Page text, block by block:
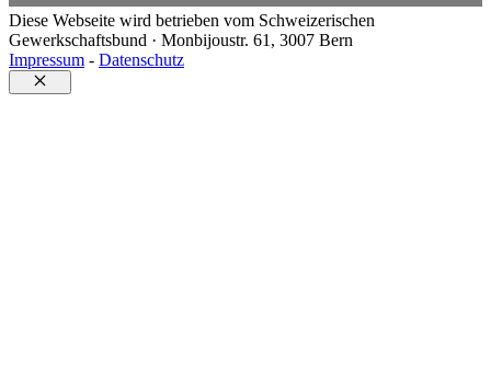
Diese Webseite wird betrieben vom Schweizerischen
Gewerkschaftsbund · Monbijoustr. 61, 3007 Bern
Impressum - Datenschutz
Close